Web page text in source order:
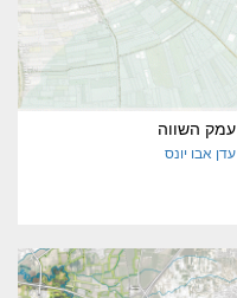
עמק השווה
עדן אבו יונס